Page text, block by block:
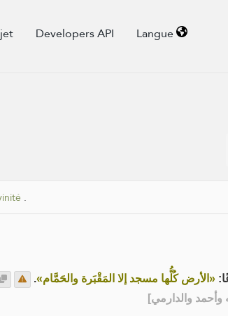
Developers API Langue
.
«الأرض كُلُّها مسجد إلا المَقْبَرة والحَمَّام».
وأحمد والدارمي]